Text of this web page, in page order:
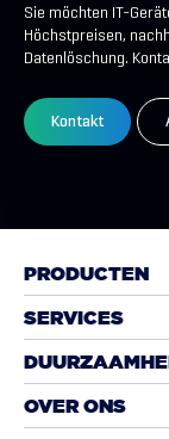
Sie möchten IT-
Höchstpreisen,
Datenlöschung.
Kontakt
PRODUCTEN
SERVICES
OVER ONS